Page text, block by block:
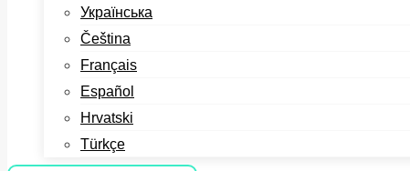
Українська
Čeština
Français
Español
Hrvatski
Türkçe